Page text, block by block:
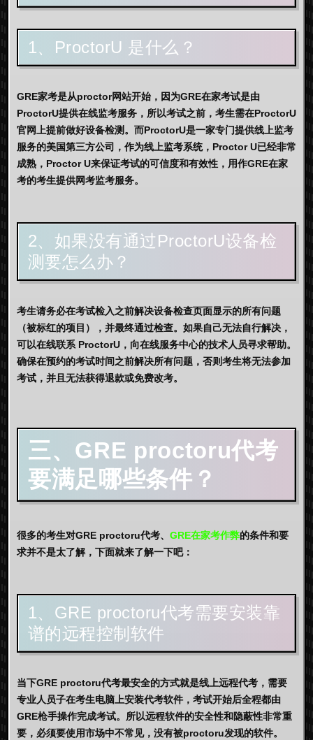
1、ProctorU 是什么？
GRE家考是从proctor网站开始，因为GRE在家考试是由
ProctorU提供在线监考服务，所以考试之前，考生需在ProctorU
官网上提前做好设备检测。而ProctorU是一家专门提供线上监考
服务的美国第三方公司，作为线上监考系统，Proctor U已经非常
成熟，Proctor U来保证考试的可信度和有效性，用作GRE在家
考的考生提供网考监考服务。
2、如果没有通过ProctorU设备检
测要怎么办？
考生请务必在考试检入之前解决设备检查页面显示的所有问题
（被标红的项目），并最终通过检查。如果自己无法自行解决，
可以在线联系 ProctorU，向在线服务中心的技术人员寻求帮助。
确保在预约的考试时间之前解决所有问题，否则考生将无法参加
考试，并且无法获得退款或免费改考。
三、GRE proctoru代考
要满足哪些条件？
很多的考生对GRE proctoru代考、 GRE在家考作弊的条件和要
求并不是太了解，下面就来了解一下吧：
1、GRE proctoru代考需要安装靠
谱的远程控制软件
当下GRE proctoru代考最安全的方式就是线上远程代考，需要
专业人员子在考生电脑上安装代考软件，考试开始后全程都由
GRE枪手操作完成考试。所以远程软件的安全性和隐蔽性非常重
要，必须要使用市场中不常见，没有被proctoru发现的软件。